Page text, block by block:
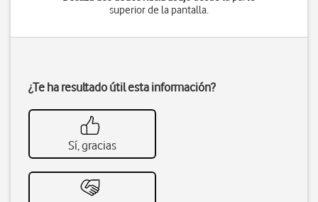
superior de la pantalla.
¿Te ha resultado útil esta información?
Sí, gracias